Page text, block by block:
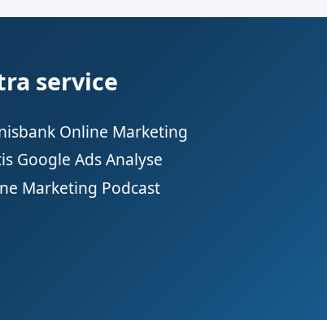
service
Online Marketing
Google Ads Analyse
Marketing Podcast